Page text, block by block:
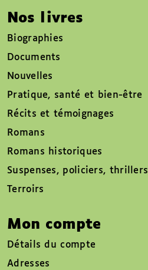
Nos livres
Biographies
Documents
Nouvelles
Pratique, santé et bien-être
Récits et témoignages
Romans
Romans historiques
Suspenses, policiers, thrillers
Terroirs
Mon compte
Détails du compte
Adresses